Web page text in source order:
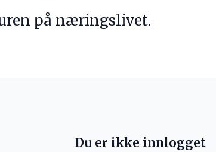
på næringslivet.
Du er ikke innlogget